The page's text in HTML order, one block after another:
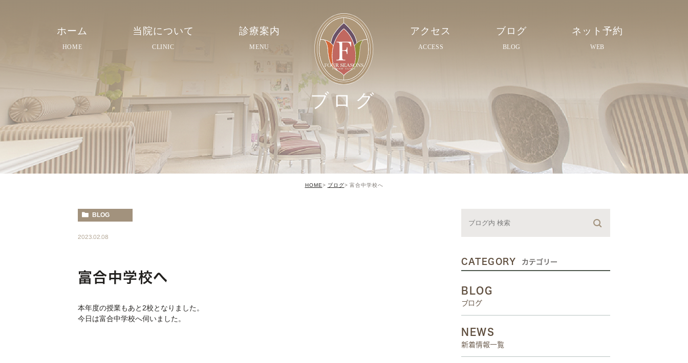
ホーム
HOME
当院について
CLINIC
院内紹介
スタッフ紹介
診療案内
MENU
アクセス
ACCESS
ブログ
BLOG
ネット予約
WEB
ブログ
HOME ブログ 富合中学校へ
BLOG
2023.02.08
富合中学校へ
本年度の授業もあと2校となりました。
今日は富合中学校へ伺いました。
CATEGORY カテゴリー
BLOG
ブログ
NEWS
新着情報一覧